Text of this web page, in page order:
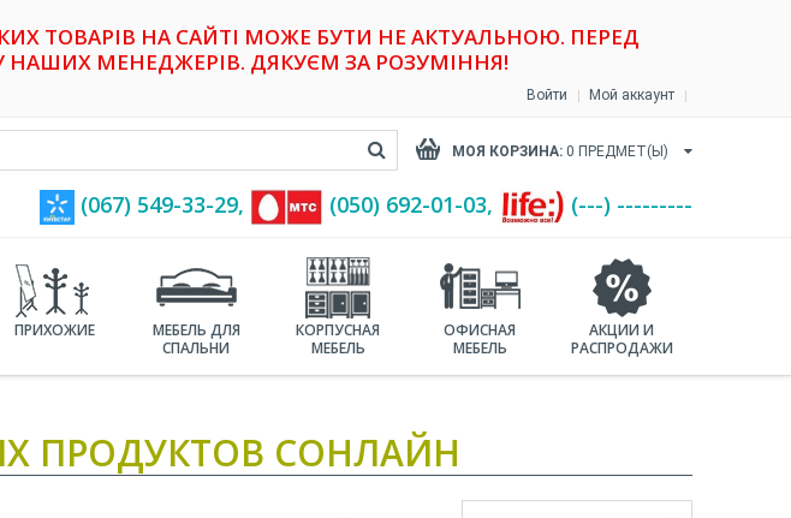
ТОВАРІВ НА САЙТІ МОЖЕ БУТИ НЕ АКТУАЛЬНОЮ. ПЕРЕД
НАШИХ МЕНЕДЖЕРІВ. ДЯКУЄМ ЗА РОЗУМІННЯ!
Войти Мой аккаунт
МОЯ КОРЗИНА: 0 ПРЕДМЕТ(Ы)
(067) 549-33-29, (‎050) 692-01-03, (---) ---------
ПРИХОЖИЕ
МЕБЕЛЬ ДЛЯ
СПАЛЬНИ
КОРПУСНАЯ
МЕБЕЛЬ
ОФИСНАЯ
МЕБЕЛЬ
АКЦИИ И
РАСПРОДАЖИ
ПРОДУКТОВ СОНЛАЙН